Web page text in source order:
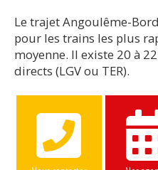
Le trajet Angoulême-
pour les trains les plus
moyenne. Il existe 20 à
directs (LGV ou TER).